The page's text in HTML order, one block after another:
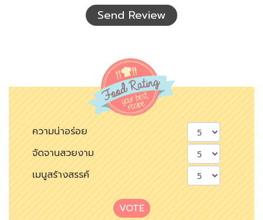
Send Review
ความน่าอร่อย
จัดจานสวยงาม
เมนูสร้างสรรค์
VOTE